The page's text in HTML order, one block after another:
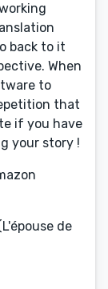
back to it
When
to
that
if you have
your story !
de